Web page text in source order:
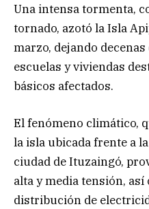
Una intensa tormenta,
tornado, azotó la Isla
marzo, dejando
escuelas y viviendas
básicos afectados.
El fenómeno climático,
la isla ubicada frente a
ciudad de Ituzaingó,
alta y media tensión, así
distribución de